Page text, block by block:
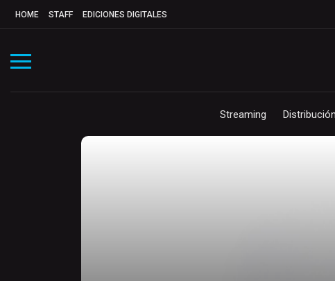
HOME STAFF EDICIONES DIGITALES
Streaming Distribución